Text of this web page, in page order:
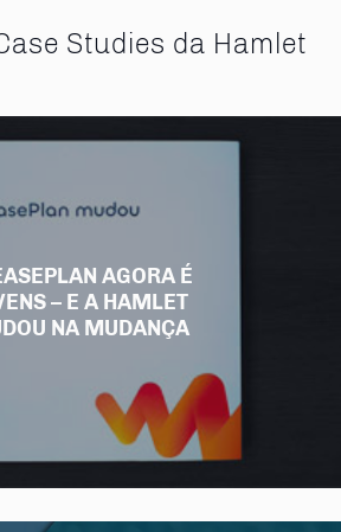
Studies da Hamlet
AGORA É
– E A HAMLET
NA MUDANÇA